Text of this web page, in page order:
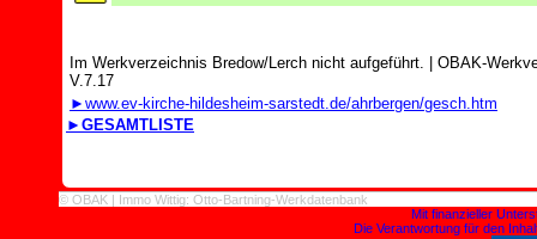
Im Werkverzeichnis Bredow/Lerch nicht aufgeführt.
OBAK-
V.7.17
►www.ev-kirche-hildesheim-sarstedt.de/ahrbergen/gesch.htm
►GESAMTLISTE
© OBAK | Immo Wittig: Otto-Bartning-Werkdatenbank
Mit finanzieller
Die Verantwortung für den